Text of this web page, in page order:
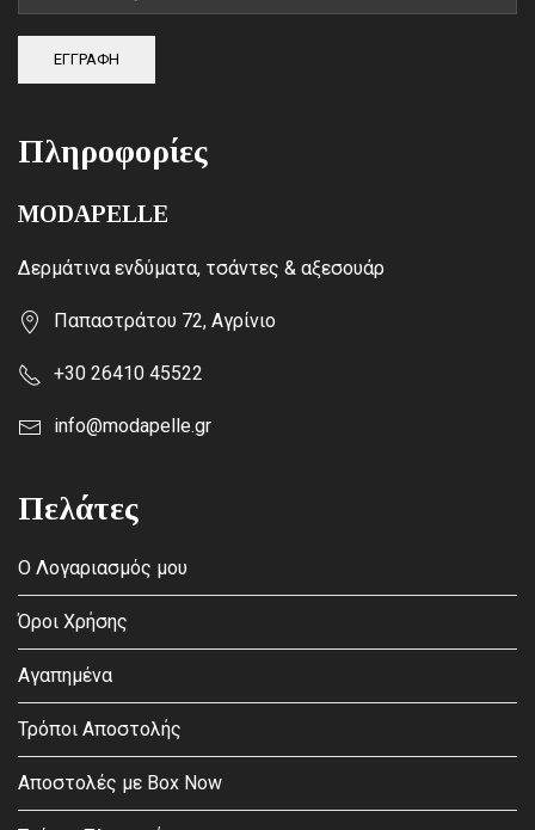
ΕΓΓΡΑΦΗ
Πληροφορίες
MODAPELLE
Δερμάτινα ενδύματα, τσάντες & αξεσουάρ
Παπαστράτου 72, Αγρίνιο
+30 26410 45522
info@modapelle.gr
Πελάτες
Ο Λογαριασμός μου
Όροι Χρήσης
Αγαπημένα
Τρόποι Αποστολής
Αποστολές με Box Now